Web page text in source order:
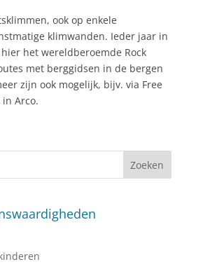
ook op enkele
klimwanden. Ieder jaar in
het wereldberoemde Rock
met berggidsen in de bergen
zijn ook mogelijk, bijv. via Free
Arco.